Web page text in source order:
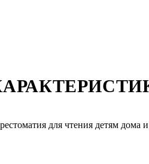
для чтения детям дома и